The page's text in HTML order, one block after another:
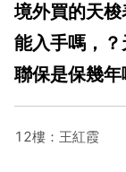
境外買的天
能入手嗎，
聯保是保幾年
12樓：王紅霞